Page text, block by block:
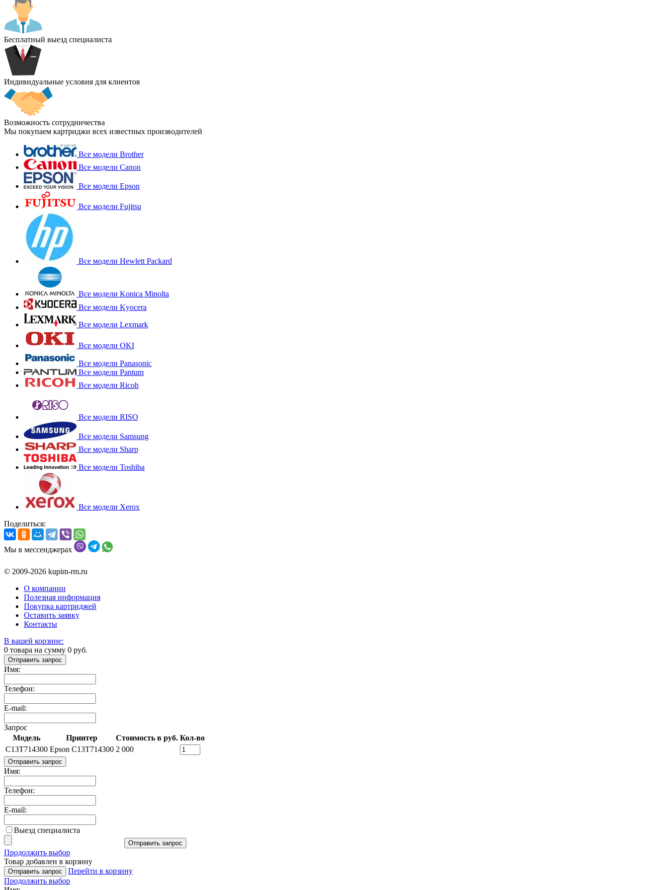
Бесплатный выезд специалиста
Индивидуальные условия для клиентов
Возможность сотрудничества
Мы покупаем картриджи всех известных производителей
Все модели Brother
Все модели Canon
Все модели Epson
Все модели Fujitsu
Все модели Hewlett Packard
Все модели Konica Minolta
Все модели Kyocera
Все модели Lexmark
Все модели OKI
Все модели Panasonic
Все модели Pantum
Все модели Ricoh
Все модели RISO
Все модели Samsung
Все модели Sharp
Все модели Toshiba
Все модели Xerox
Поделиться:
Мы в мессенджерах
© 2009-2026 kupim-rm.ru
О компании
Полезная информация
Покупка картриджей
Оставить заявку
Контакты
В вашей корзине:
0 товара на сумму 0 руб.
Отправить запрос
Имя:
Телефон:
E-mail:
Запрос
Модель
Принтер Стоимость в руб. Кол-во
C13T714300 Epson C13T714300 2 000
Отправить запрос
Имя:
Телефон:
E-mail:
Выезд специалиста
Отправить запрос
Продолжить выбор
Товар добавлен в корзину
Отправить запрос
Перейти в корзину
Продолжить выбор